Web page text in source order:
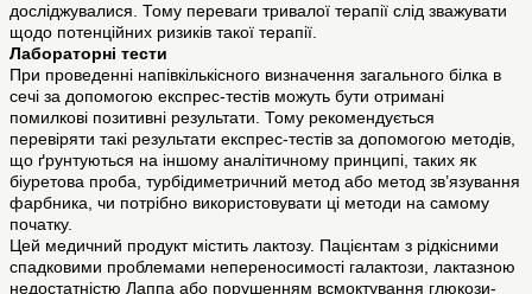
досліджувалися. Тому переваги тривалої терапії слід зважувати
щодо потенційних ризиків такої терапії.
Лабораторні тести
При проведенні напівкількісного визначення загального білка в
сечі за допомогою експрес-тестів можуть бути отримані
помилкові позитивні результати. Тому рекомендується
перевіряти такі результати експрес-тестів за допомогою методів,
що ґрунтуються на іншому аналітичному принципі, таких як
біуретова проба, турбідиметричний метод або метод зв’язування
фарбника, чи потрібно використовувати ці методи на самому
початку.
Цей медичний продукт містить лактозу. Пацієнтам з рідкісними
спадковими проблемами непереносимості галактози, лактазною
недостатністю Лаппа або порушенням всмоктування глюкози-